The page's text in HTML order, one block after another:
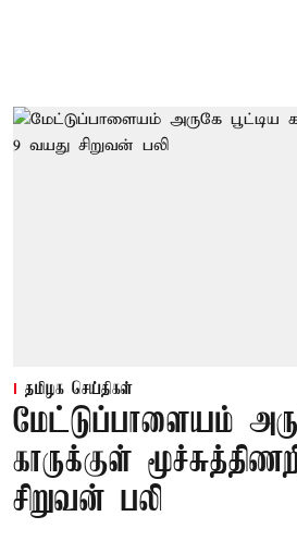
தமிழக செய்திகள்
மேட்டுப்பாளையம்
காருக்குள்
சிறுவன் பலி